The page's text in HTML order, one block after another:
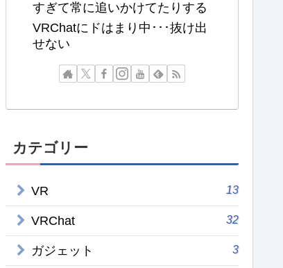
すぎて常に追いかけてたりする
VRChatにドはまり中･･･抜け出
せない
カテゴリー
VR 13
VRChat 32
ガジェット 3